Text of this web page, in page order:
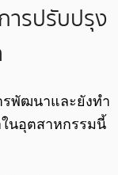
รปรับปรุง
รพัฒนาและยังทำ
นอุตสาหกรรมนี้